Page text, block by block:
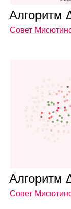
Алго­ритм
Совет
Алго­ритм
Совет